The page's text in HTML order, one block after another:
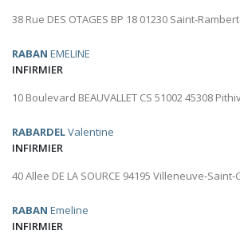
38 Rue DES OTAGES BP 18 01230 Saint-
RABAN EMELINE
INFIRMIER
10 Boulevard BEAUVALLET CS 51002 45308
RABARDELValentine
INFIRMIER
40 Allee DE LA SOURCE 94195 Villeneuve-
RABAN Emeline
INFIRMIER